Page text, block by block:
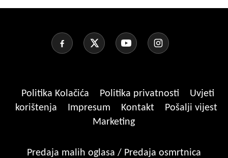
Politika Kolačića Politika privatnosti
Uvjeti
korištenja
Impresum Kontakt
Pošalji vijest
Marketing
Predaja malih oglasa / Predaja osmrtnica